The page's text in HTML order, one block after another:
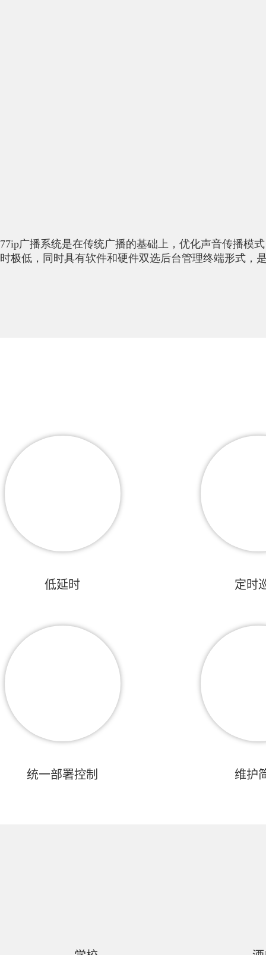
77ip广播系统是在传统广播的基础上，优化声音传播模
时极低，同时具有软件和硬件双选后台管理终端形式，
低延时 定时
统一部署控制 维护